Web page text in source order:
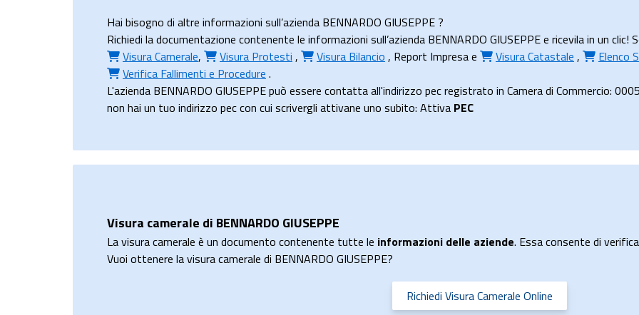
Hai bisogno di altre informazioni sull’azienda BENNARDO GIUSEPPE ?
Richiedi la documentazione contenente le informazioni sull’azienda BENNARDO GIUSEPPE e ricevila in un clic!
Visura Camerale, Visura Protesti , Visura Bilancio , Report Impresae Visura Catastale , Elenco
Verifica Fallimenti e Procedure .
L'azienda BENNARDO GIUSEPPE può essere contatta all'indirizzo pec registrato in Camera di Commercio:
non hai un tuo indirizzo pec con cui scrivergli attivane uno subito: Attiva PEC
Visura camerale di BENNARDO GIUSEPPE
La visura camerale è un documento contenente tutte le informazioni delle aziende. Essa consente di
Vuoi ottenere la visura camerale di BENNARDO GIUSEPPE?
Richiedi Visura Camerale Online